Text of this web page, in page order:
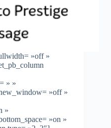
»off »
» »
»off »
»
»on »